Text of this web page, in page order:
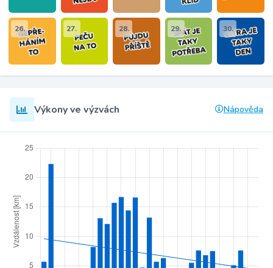
26. 27. 28. 29. 30.
Výkony ve výzvách Nápověda